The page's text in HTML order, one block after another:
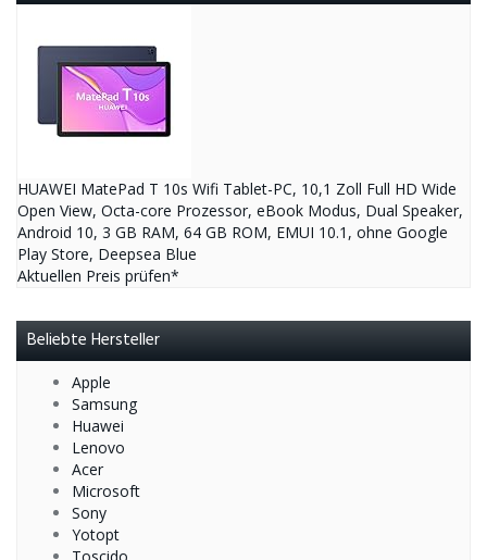
HUAWEI MatePad T 10s Wifi Tablet-PC, 10,1 Zoll Full HD Wide
Open View, Octa-core Prozessor, eBook Modus, Dual Speaker,
Android 10, 3 GB RAM, 64 GB ROM, EMUI 10.1, ohne Google
Play Store, Deepsea Blue
Aktuellen Preis prüfen*
Beliebte Hersteller
Apple
Samsung
Huawei
Lenovo
Acer
Microsoft
Sony
Yotopt